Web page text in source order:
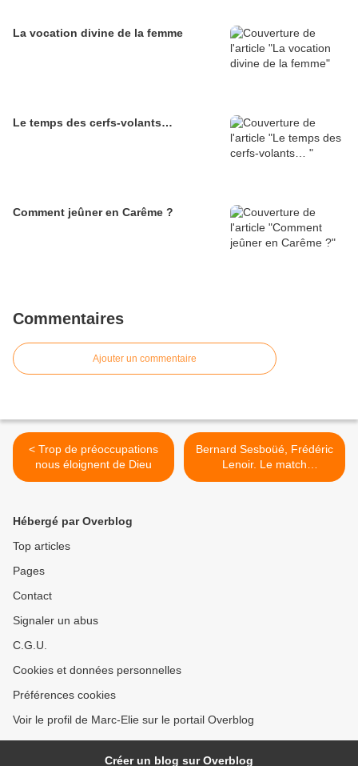
La vocation divine de la femme
Le temps des cerfs-volants…
Comment jeûner en Carême ?
Commentaires
Ajouter un commentaire
< Trop de préoccupations
nous éloignent de Dieu
Bernard Sesboüé, Frédéric
Lenoir. Le match
théologique >
Hébergé par Overblog
Top articles
Pages
Contact
Signaler un abus
C.G.U.
Cookies et données personnelles
Préférences cookies
Voir le profil de Marc-Elie sur le portail Overblog
Créer un blog sur Overblog